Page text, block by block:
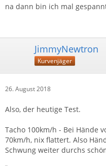
na dann bin ich mal
JimmyNewtron
Kurvenjäger
26. August 2018
Also, der heutige Test.
Tacho 100km/h - Bei Hände
70km/h, nix flattert. Also
Schwung weiter durchs